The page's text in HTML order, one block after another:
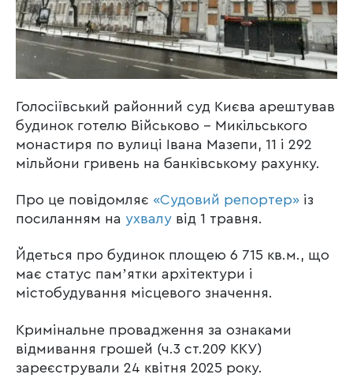
Голосіївський районний суд Києва арештував
будинок готелю Військово – Микільського
монастиря по вулиці Івана Мазепи, 11 і 292
мільйони гривень на банківському рахунку.
Про це повідомляє «Судовий репортер» із
посиланням на ухвалу від 1 травня.
Йдеться про будинок площею 6 715 кв.м., що
має статус памʼятки архітектури і
містобудування місцевого значення.
Кримінальне провадження за ознаками
відмивання грошей (ч.3 ст.209 ККУ)
зареєстрували 24 квітня 2025 року.